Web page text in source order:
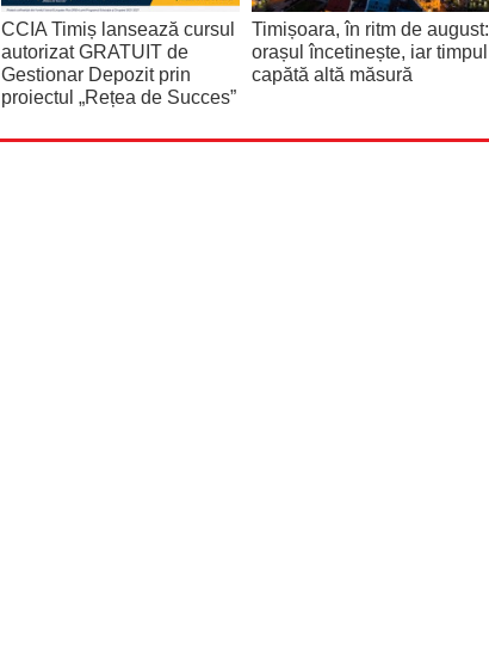
CCIA Timiș lansează cursul
autorizat GRATUIT de
Gestionar Depozit prin
proiectul „Rețea de Succes”
Timișoara, în ritm de august:
orașul încetinește, iar timpul
capătă altă măsură